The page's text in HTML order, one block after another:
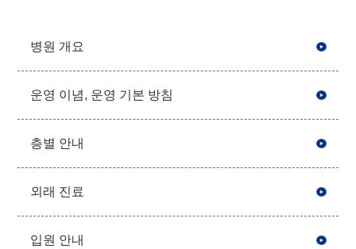
병원 개요
운영 이념, 운영 기본 방침
층별 안내
외래 진료
입원 안내